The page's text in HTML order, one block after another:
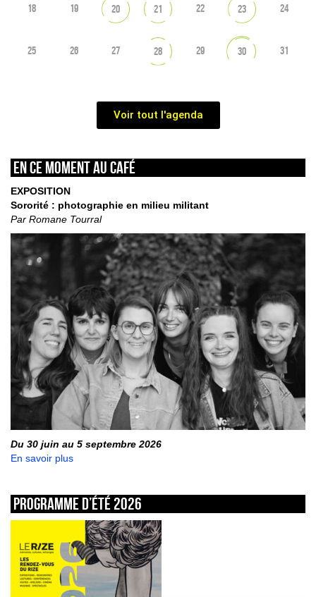
18 19 20 21 22 23 24
25 26 27 28 29 30 31
Voir tout l'agenda
En ce moment au café
EXPOSITION
Sororité : photographie en milieu militant
Par Romane Tourral
Du 30 juin au 5 septembre 2026
En savoir plus
Programme d’été 2026